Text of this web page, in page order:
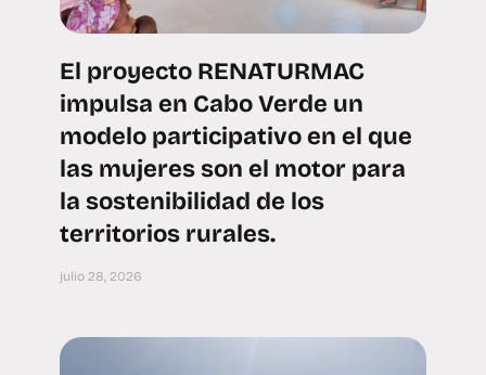
El proyecto RENATURMAC
impulsa en Cabo Verde un
modelo participativo en el que
las mujeres son el motor para
la sostenibilidad de los
territorios rurales.
julio 28, 2026